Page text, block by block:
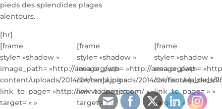
pieds des splendides plages
alentours.
[hr]
[frame
style= »shadow »
image_path= »http://aeea.org/wp-
content/uploads/2014/04/nerja.jpg »
link_to_page= »http://www.idnerja.com/ »
target= » »
[frame
style= »shadow »
image_path= »http://aeea.org/wp-
content/uploads/2014/04/
link_to_page= » »
target= » »
[frame
style= »shadow »
image_path=
content/uploads/
link_to_page= » »
target= » »